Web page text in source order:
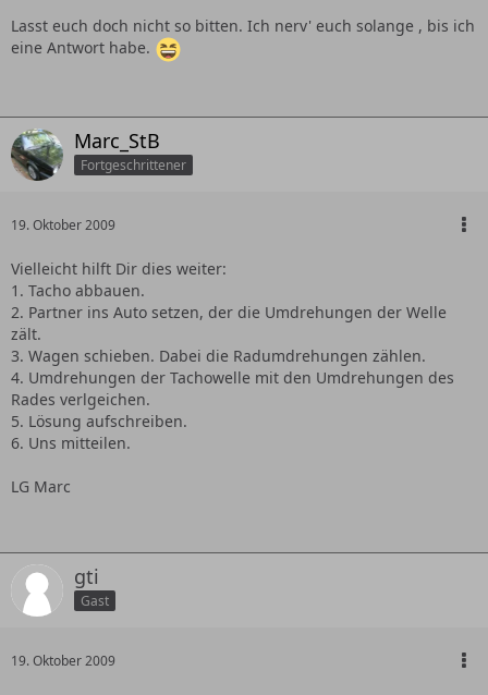
Lasst euch doch nicht so bitten. Ich nerv' euch solange , bis ich
eine Antwort habe.
Marc_StB
Fortgeschrittener
19. Oktober 2009
Vielleicht hilft Dir dies weiter:
1. Tacho abbauen.
2. Partner ins Auto setzen, der die Umdrehungen der Welle
zält.
3. Wagen schieben. Dabei die Radumdrehungen zählen.
4. Umdrehungen der Tachowelle mit den Umdrehungen des
Rades verlgeichen.
5. Lösung aufschreiben.
6. Uns mitteilen.
LG Marc
gti
Gast
19. Oktober 2009